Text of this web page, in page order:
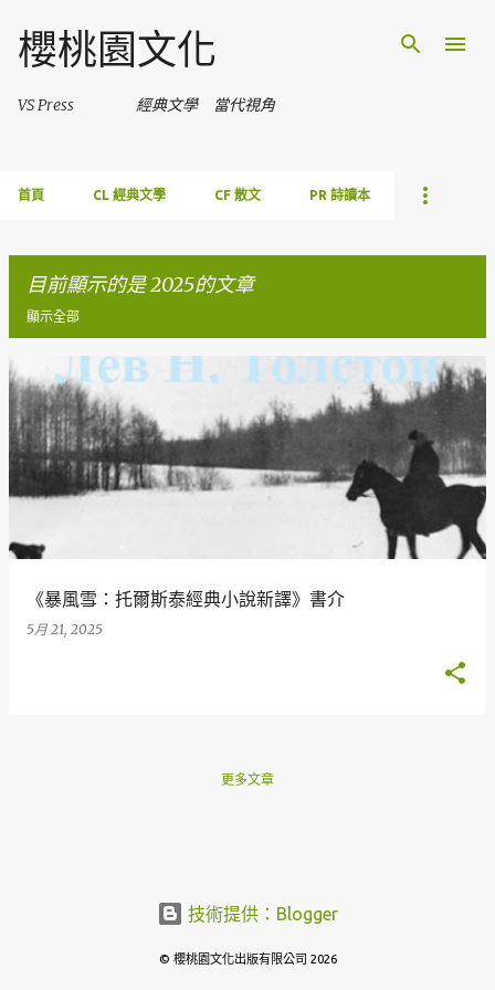
跳到主要內容
櫻桃園文化
VS Press 經典文學 當代視角
首頁 CL 經典文學 CF 散文 PR 詩讀本
目前顯示的是 2025的文章
顯示全部
發
表
文
《暴風雪：托爾斯泰經典小說新譯》書介
5月 21, 2025
更多文章
技術提供：Blogger
© 櫻桃園文化出版有限公司 2026